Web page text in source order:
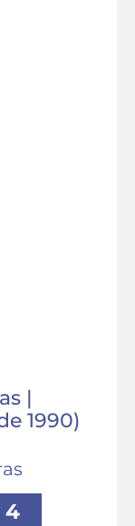
|
1990)
4